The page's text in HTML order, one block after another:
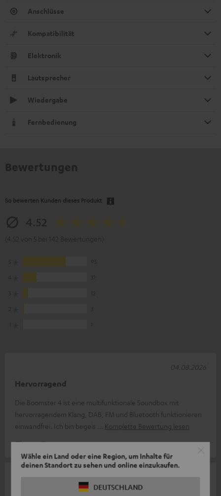
Wähle ein Land oder eine Region, um Inhalte für
deinen Standort zu sehen und online einzukaufen.
DEUTSCHLAND
Anschlüsse
Kompatibilität
Elektronik
Lautsprecher
Wiedergabe
Fernbedienung
So bewerten Kunden dieses Produkt
Hervorragend
Die Boomster 4 ist eine multifunktionale Soundbox mit
hervorragendem Klang, DAB, FM und Bluetooth funktionieren
einwandfrei. Ich bin begeis
Komplette Bewertung lesen
Thomas F.
04.08.2026